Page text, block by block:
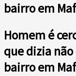
bairro em
Homem é
que dizia não
bairro em